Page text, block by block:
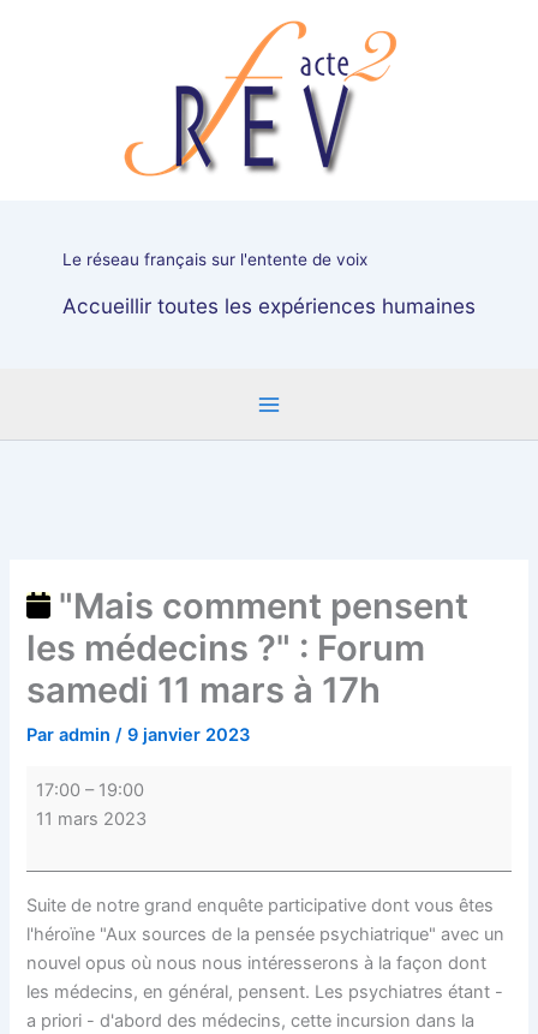
Le réseau français sur l'entente de voix
Accueillir toutes les expériences humaines
"Mais comment pensent
les médecins ?" : Forum
samedi 11 mars à 17h
Paradmin/9 janvier 2023
mars
17:00 – 19:00
11 mars 2023
Suite de notre grand enquête participative dont vous êtes
l'héroïne "Aux sources de la pensée psychiatrique" avec un
nouvel opus où nous nous intéresserons à la façon dont
les médecins, en général, pensent. Les psychiatres étant -
a priori - d'abord des médecins, cette incursion dans la